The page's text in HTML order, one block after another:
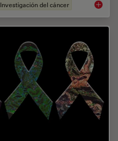
Investigación del cáncer Spatial